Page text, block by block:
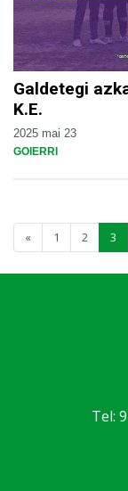
Galdetegi
K.E.
2025 mai 23
GOIERRI
« 1 2 3
Tel: